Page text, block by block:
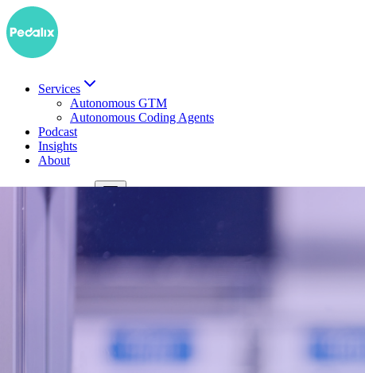
Services
Autonomous GTM
Autonomous Coding Agents
Podcast
Insights
About
Demo buchen